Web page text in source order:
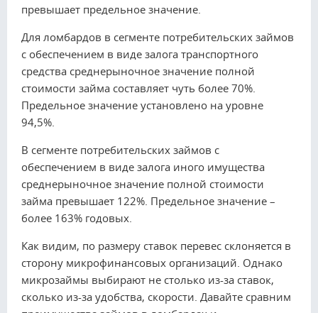
превышает предельное значение.
Для ломбардов в сегменте потребительских займов
с обеспечением в виде залога транспортного
средства среднерыночное значение полной
стоимости займа составляет чуть более 70%.
Предельное значение установлено на уровне
94,5%.
В сегменте потребительских займов с
обеспечением в виде залога иного имущества
среднерыночное значение полной стоимости
займа превышает 122%. Предельное значение –
более 163% годовых.
Как видим, по размеру ставок перевес склоняется в
сторону микрофинансовых организаций. Однако
микрозаймы выбирают не столько из-за ставок,
сколько из-за удобства, скорости. Давайте сравним